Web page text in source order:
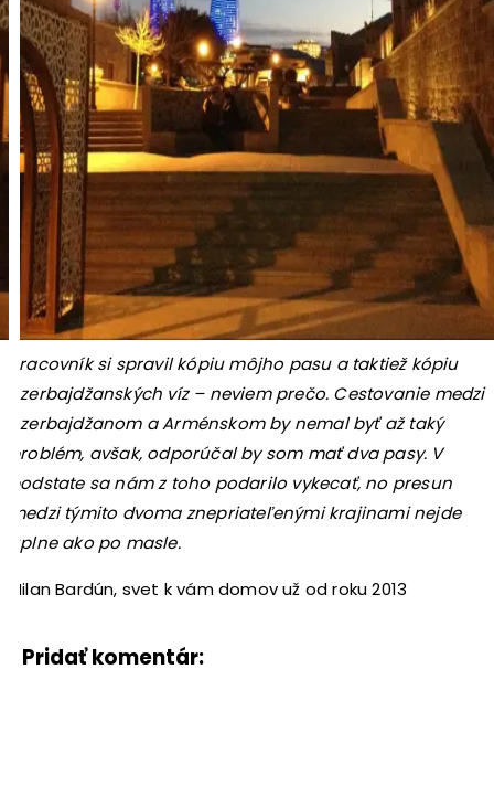
Pracovník si spravil kópiu môjho pasu a taktiež kópiu
Azerbajdžanských víz – neviem prečo. Cestovanie medzi
Azerbajdžanom a Arménskom by nemal byť až taký
problém, avšak, odporúčal by som mať dva pasy. V
podstate sa nám z toho podarilo vykecať, no presun
medzi týmito dvoma znepriateľenými krajinami nejde
úplne ako po masle.
Milan Bardún, svet k vám domov už od roku 2013
Pridať komentár: